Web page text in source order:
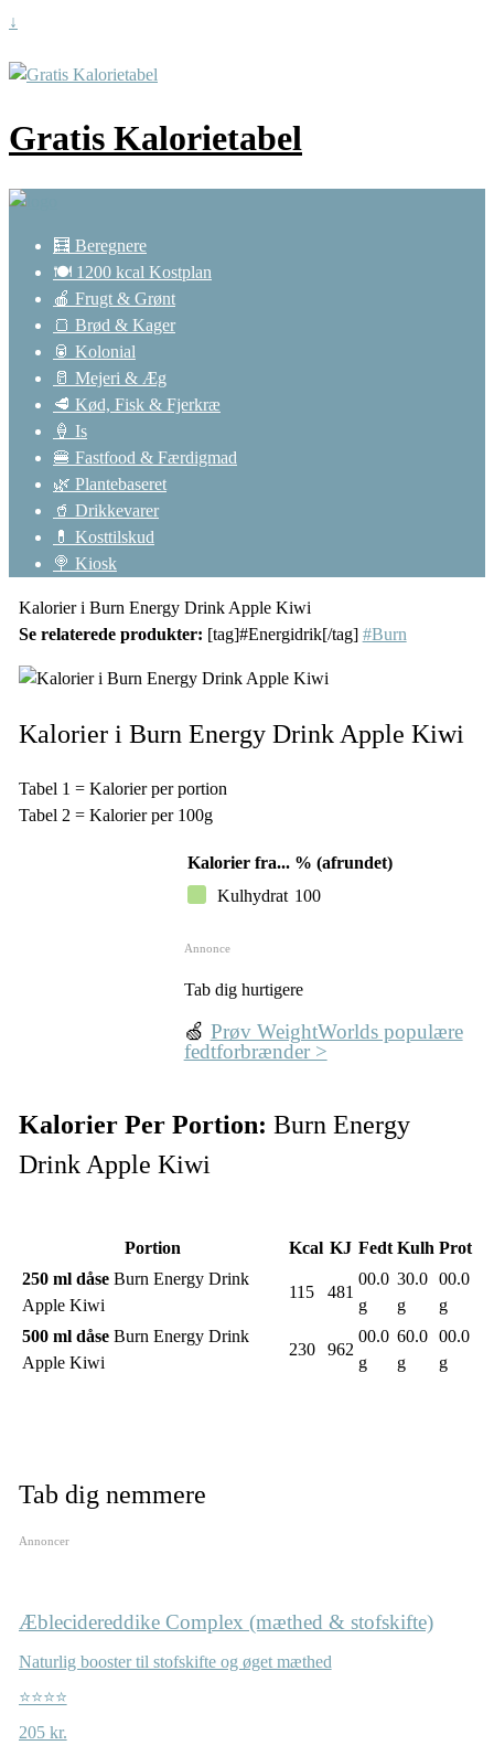
↓
Gratis Kalorietabel
🧮 Beregnere
🍽️ 1200 kcal Kostplan
🍎 Frugt & Grønt
🍞 Brød & Kager
🥫 Kolonial
🥛 Mejeri & Æg
🥩 Kød, Fisk & Fjerkræ
🍦 Is
🍔 Fastfood & Færdigmad
🌿 Plantebaseret
🥤 Drikkevarer
💊 Kosttilskud
🍭 Kiosk
Kalorier i Burn Energy Drink Apple Kiwi
Se relaterede produkter: [tag]#Energidrik[/tag] #Burn
Kalorier i Burn Energy Drink Apple Kiwi
Tabel 1 = Kalorier per portion
Tabel 2 = Kalorier per 100g
Kalorier fra... % (afrundet)
Kulhydrat 100
Annonce
Tab dig hurtigere
🍏 Prøv WeightWorlds populære
fedtforbrænder >
Kalorier Per Portion: Burn Energy
Drink Apple Kiwi
Portion Kcal KJ Fedt Kulh Prot
250 ml dåseBurn Energy Drink
Apple Kiwi
115 481
00.0
g
30.0
g
00.0
g
500 ml dåseBurn Energy Drink
Apple Kiwi
230 962
00.0
g
60.0
g
00.0
g
Tab dig nemmere
Annoncer
Æblecidereddike Complex (mæthed & stofskifte)
Naturlig booster til stofskifte og øget mæthed
⭐⭐⭐⭐
205 kr.